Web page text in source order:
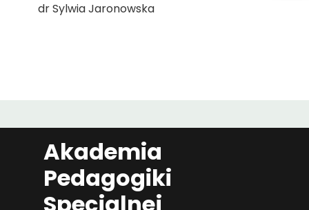
dr Sylwia Jaronowska
Akademia
Pedagogiki